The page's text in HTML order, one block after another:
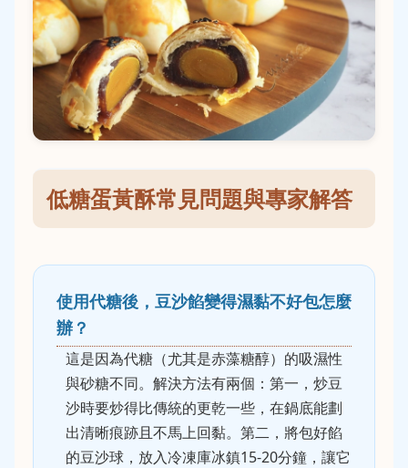
低糖蛋黃酥常見問題與專家解答
使用代糖後，豆沙餡變得濕黏不好包怎麼
辦？
這是因為代糖（尤其是赤藻糖醇）的吸濕性
與砂糖不同。解決方法有兩個：第一，炒豆
沙時要炒得比傳統的更乾一些，在鍋底能劃
出清晰痕跡且不馬上回黏。第二，將包好餡
的豆沙球，放入冷凍庫冰鎮15-20分鐘，讓它